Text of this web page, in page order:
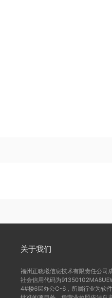
关于我们
福州正晓曦信息技术有限责任公
社会信用代码为
4#楼6层办公C-6，所属行业为软